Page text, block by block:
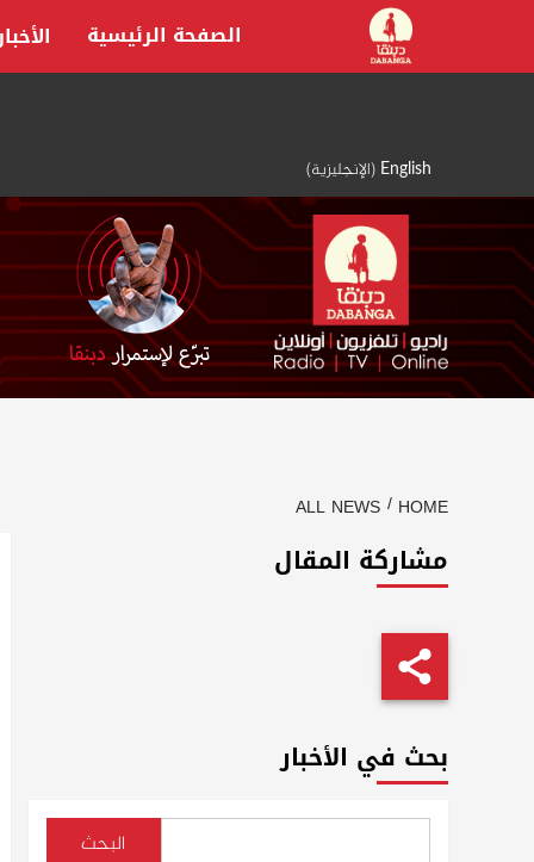
content
English
(الإنجليزية)
الصفحة الرئيسية
HOME
ALL NEWS
مشاركة المقال
بحث في الأخبار
البحث